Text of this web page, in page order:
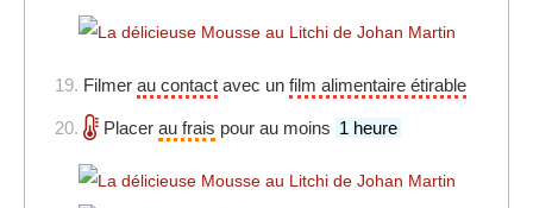
19. Filmer au contact avec un film alimentaire étirable
20. Placer au frais pour au moins 1 heure